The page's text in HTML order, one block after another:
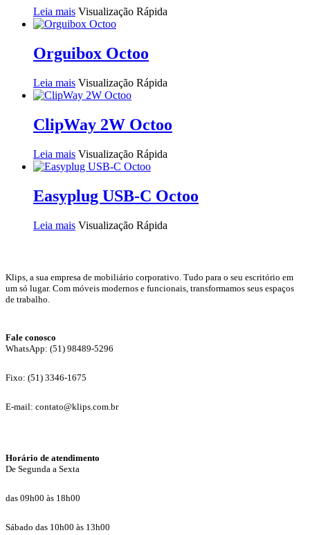
Leia mais Visualização Rápida
Orguibox Octoo
Leia mais Visualização Rápida
ClipWay 2W Octoo
Leia mais Visualização Rápida
Easyplug USB-C Octoo
Leia mais Visualização Rápida
Klips, a sua empresa de mobiliário corporativo. Tudo para o seu escritório em
um só lugar. Com móveis modernos e funcionais, transformamos seus espaços
de trabalho.
Fale conosco
WhatsApp: (51) 98489-5296
Fixo: (51) 3346-1675
E-mail: contato@klips.com.br
Horário de atendimento
De Segunda a Sexta
das 09h00 às 18h00
Sábado das 10h00 às 13h00